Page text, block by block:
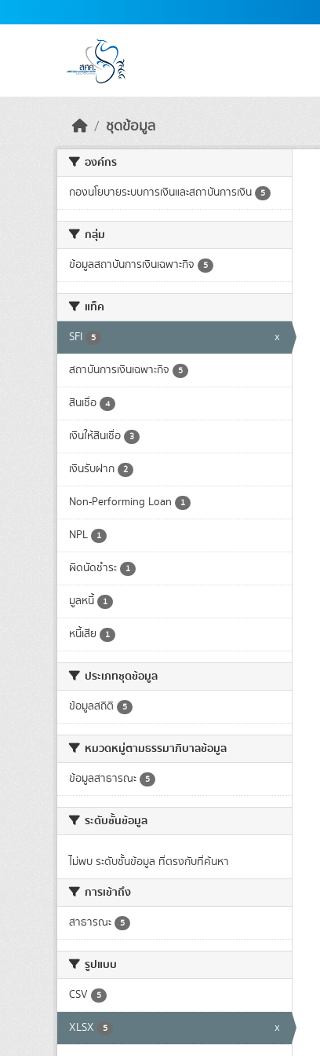
ชุดข้อมูล
องค์กร
กองนโยบายระบบการเงินและสถาบันการเงิน 5
กลุ่ม
ข้อมูลสถาบันการเงินเฉพาะกิจ 5
แท็ค
SFI 5 x
สถาบันการเงินเฉพาะกิจ 5
สินเชื่อ 4
เงินให้สินเชื่อ 3
เงินรับฝาก 2
Non-Performing Loan 1
NPL 1
ผิดนัดชำระ 1
มูลหนี้ 1
หนี้เสีย 1
ประเภทชุดข้อมูล
ข้อมูลสถิติ 5
หมวดหมู่ตามธรรมาภิบาลข้อมูล
ข้อมูลสาธารณะ 5
ระดับชั้นข้อมูล
ไม่พบ ระดับชั้นข้อมูล ที่ตรงกับที่ค้นหา
การเข้าถึง
สาธารณะ 5
รูปแบบ
CSV 5
XLSX 5 x